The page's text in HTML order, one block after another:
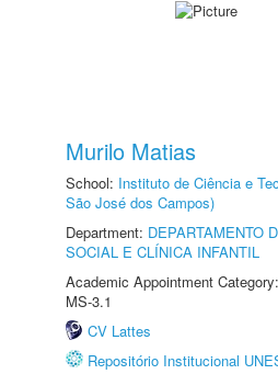
Murilo Matias
School: Instituto de Ciência e
São José dos Campos)
Department: DEPARTAMENTO
SOCIAL E CLÍNICA INFANTIL
Academic Appointment
MS-3.1
CV Lattes
Repositório Institucional